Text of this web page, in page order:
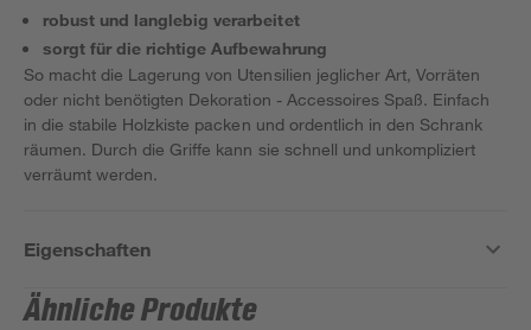
robust und langlebig verarbeitet
sorgt für die richtige Aufbewahrung
So macht die Lagerung von Utensilien jeglicher Art, Vorräten
oder nicht benötigten Dekoration - Accessoires Spaß. Einfach
in die stabile Holzkiste packen und ordentlich in den Schrank
räumen. Durch die Griffe kann sie schnell und unkompliziert
verräumt werden.
Eigenschaften
Ähnliche Produkte